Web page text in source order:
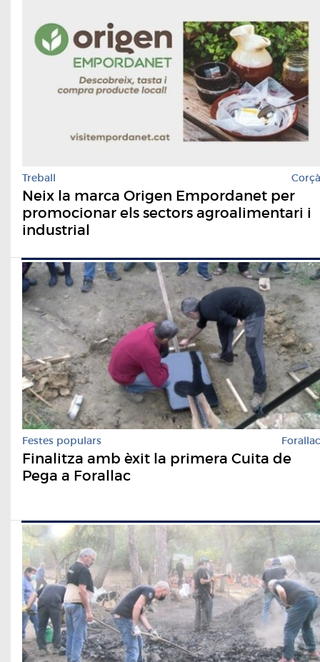
Treball Corçà
Neix la marca Origen Empordanet per
promocionar els sectors agroalimentari i
industrial
Festes populars Forallac
Finalitza amb èxit la primera Cuita de
Pega a Forallac